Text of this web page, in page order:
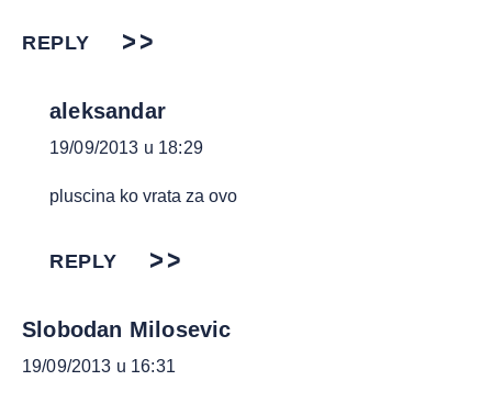
REPLY
aleksandar
19/09/2013 u 18:29
pluscina ko vrata za ovo
REPLY
Slobodan Milosevic
19/09/2013 u 16:31